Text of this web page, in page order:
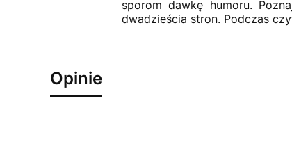
sporom dawkę humoru.
dwadzieścia stron. Podczas
Opinie